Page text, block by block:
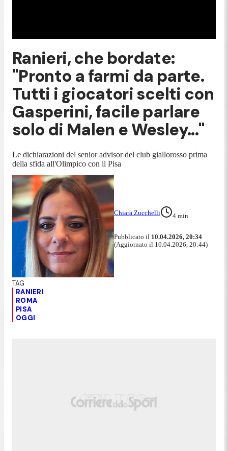
Ranieri, che bordate:
"Pronto a farmi da parte.
Tutti i giocatori scelti con
Gasperini, facile parlare
solo di Malen e Wesley..."
Le dichiarazioni del senior advisor del club giallorosso prima
della sfida all'Olimpico con il Pisa
Chiara Zucchelli 4 min
Pubblicato il 10.04.2026, 20:34
(Aggiornato il 10.04.2026, 20:44)
RANIERI
ROMA
PISA
OGGI